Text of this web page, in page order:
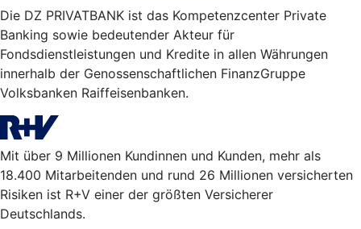
Die DZ PRIVATBANK ist das Kompetenzcenter Private
Banking sowie bedeutender Akteur für
Fondsdienstleistungen und Kredite in allen Währungen
innerhalb der Genossenschaftlichen FinanzGruppe
Volksbanken Raiffeisenbanken.
Mit über 9 Millionen Kundinnen und Kunden, mehr als
18.400 Mitarbeitenden und rund 26 Millionen versicherten
Risiken ist R+V einer der größten Versicherer
Deutschlands.